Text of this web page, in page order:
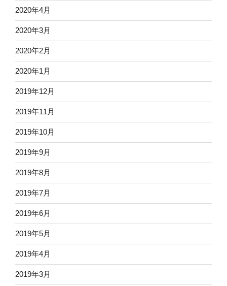
2020年4月
2020年3月
2020年2月
2020年1月
2019年12月
2019年11月
2019年10月
2019年9月
2019年8月
2019年7月
2019年6月
2019年5月
2019年4月
2019年3月